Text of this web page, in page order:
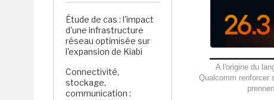
Étude de cas : l'impact
d'une infrastructure
réseau optimisée sur
l'expansion de Kiabi
Connectivité,
stockage,
communication :
A l'origine du
Qualcomm renforcer